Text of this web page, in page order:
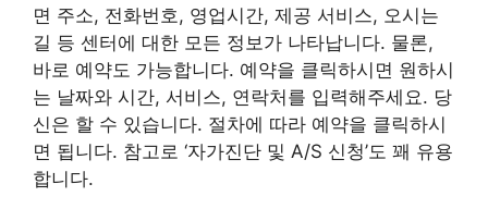
면 주소, 전화번호, 영업시간, 제공 서비스, 오시는
길 등 센터에 대한 모든 정보가 나타납니다. 물론,
바로 예약도 가능합니다. 예약을 클릭하시면 원하시
는 날짜와 시간, 서비스, 연락처를 입력해주세요. 당
신은 할 수 있습니다. 절차에 따라 예약을 클릭하시
면 됩니다. 참고로 ‘자가진단 및 A/S 신청’도 꽤 유용
합니다.